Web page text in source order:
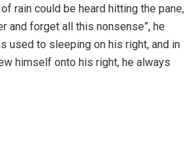
rain could be heard hitting the pane,
and forget all this nonsense”, he
used to sleeping on his right, and in
himself onto his right, he always